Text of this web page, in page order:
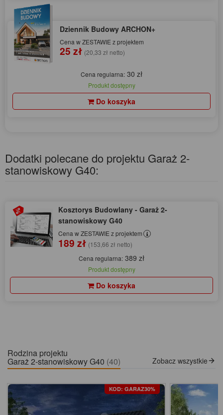
Dziennik Budowy ARCHON+
Cena w ZESTAWIE z projektem
25 zł (20,33 zł netto)
Cena regularna: 30 zł
Produkt dostępny
Do koszyka
Dodatki polecane do projektu Garaż 2-
stanowiskowy G40:
Kosztorys Budowlany - Garaż 2-
stanowiskowy G40
Cena w ZESTAWIE z projektem
189 zł (153,66 zł netto)
Cena regularna: 389 zł
Produkt dostępny
Do koszyka
Rodzina projektu
Garaż 2-stanowiskowy G40 (40) Zobacz wszystkie
KOD: GARAZ30%